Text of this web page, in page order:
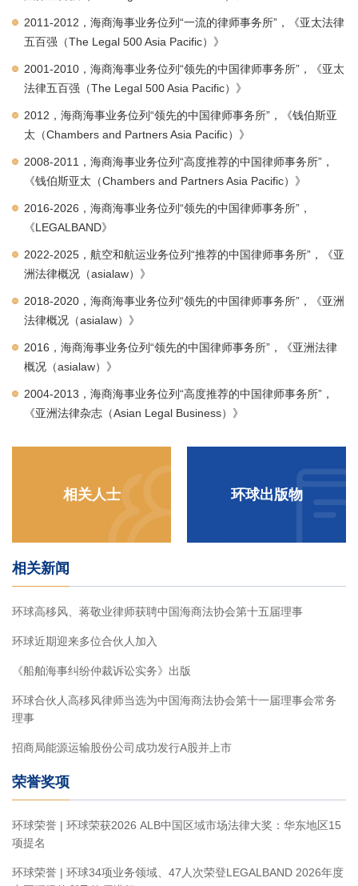
2011-2012，海商海事业务位列“一流的律师事务所”，《亚太法律
五百强（The Legal 500 Asia Pacific）》
2001-2010，海商海事业务位列“领先的中国律师事务所”，《亚太
法律五百强（The Legal 500 Asia Pacific）》
2012，海商海事业务位列“领先的中国律师事务所”，《钱伯斯亚
太（Chambers and Partners Asia Pacific）》
2008-2011，海商海事业务位列“高度推荐的中国律师事务所”，
《钱伯斯亚太（Chambers and Partners Asia Pacific）》
2016-2026，海商海事业务位列“领先的中国律师事务所”，
《LEGALBAND》
2022-2025，航空和航运业务位列“推荐的中国律师事务所”，《亚
洲法律概况（asialaw）》
2018-2020，海商海事业务位列“领先的中国律师事务所”，《亚洲
法律概况（asialaw）》
2016，海商海事业务位列“领先的中国律师事务所”，《亚洲法律
概况（asialaw）》
2004-2013，海商海事业务位列“高度推荐的中国律师事务所”，
《亚洲法律杂志（Asian Legal Business）》
相关人士 环球出版物
相关新闻
环球高移风、蒋敬业律师获聘中国海商法协会第十五届理事
环球近期迎来多位合伙人加入
《船舶海事纠纷仲裁诉讼实务》出版
环球合伙人高移风律师当选为中国海商法协会第十一届理事会常务
理事
招商局能源运输股份公司成功发行A股并上市
荣誉奖项
环球荣誉 | 环球荣获2026 ALB中国区域市场法律大奖：华东地区15
项提名
环球荣誉 | 环球34项业务领域、47人次荣登LEGALBAND 2026年度